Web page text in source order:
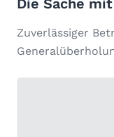
Die Sache
Zuverlässiger